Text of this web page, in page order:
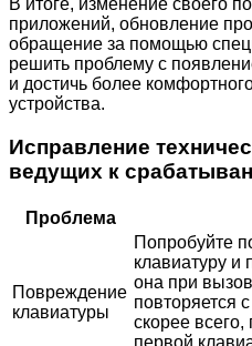
В итоге, изменение своего
приложений, обновление
обращение за помощью
решить проблему с
и достичь более
устройства.
Исправление
ведущих к
Проблема
Повреждение
клавиатуры
Попробуйте
клавиатуру и
она при
повторяется
скорее
первой